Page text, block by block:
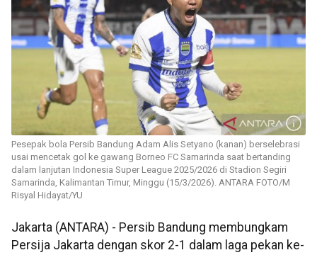
Pesepak bola Persib Bandung Adam Alis Setyano (kanan) berselebrasi
usai mencetak gol ke gawang Borneo FC Samarinda saat bertanding
dalam lanjutan Indonesia Super League 2025/2026 di Stadion Segiri
Samarinda, Kalimantan Timur, Minggu (15/3/2026). ANTARA FOTO/M
Risyal Hidayat/YU
Jakarta (ANTARA) - Persib Bandung membungkam
Persija Jakarta dengan skor 2-1 dalam laga pekan ke-